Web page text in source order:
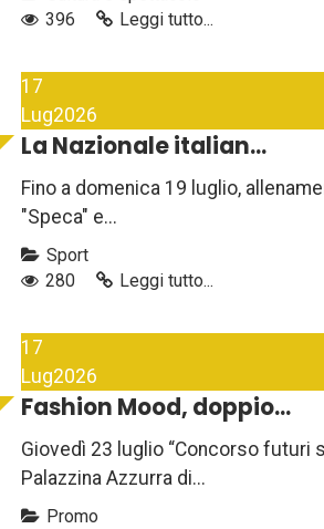
396
Leggi tutto...
17
Lug2026
La Nazionale italian...
Fino a domenica 19 luglio,
"Speca" e...
Sport
280
Leggi tutto...
17
Lug2026
Fashion Mood, doppio...
Giovedì 23 luglio “Concorso futuri
Palazzina Azzurra di...
Promo